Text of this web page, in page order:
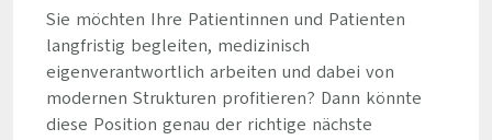
Sie möchten Ihre Patientinnen und Patienten
langfristig begleiten, medizinisch
eigenverantwortlich arbeiten und dabei von
modernen Strukturen profitieren? Dann könnte
diese Position genau der richtige nächste